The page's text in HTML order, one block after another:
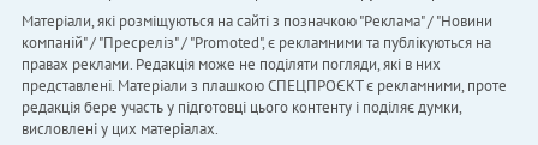
Матеріали, які розміщуються на сайті з позначкою "Реклама" / "Новини
компаній" / "Пресреліз" / "Promoted", є рекламними та публікуються на
правах реклами. Редакція може не поділяти погляди, які в них
представлені. Матеріали з плашкою СПЕЦПРОЄКТ є рекламними, проте
редакція бере участь у підготовці цього контенту і поділяє думки,
висловлені у цих матеріалах.